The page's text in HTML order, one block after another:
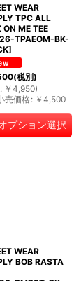
WEAR
TPC ALL
ON ME TEE
TPAEOM-BK-
]
(税別)
: ￥ 4,950)
売価格: ￥ 4,500
プション選択
WEAR
BOB RASTA